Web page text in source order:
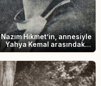
Nazım Hikmet’in, annesiyle
Yahya Kemal arasındaki
aşkı farkettiği an